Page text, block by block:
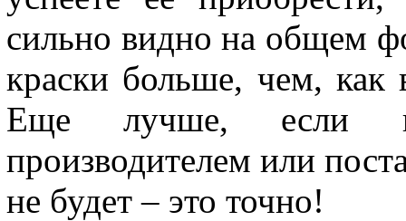
сильно видно на общем
краски больше, чем, как
Еще лучше, если вы
производителем или
не будет – это точно!